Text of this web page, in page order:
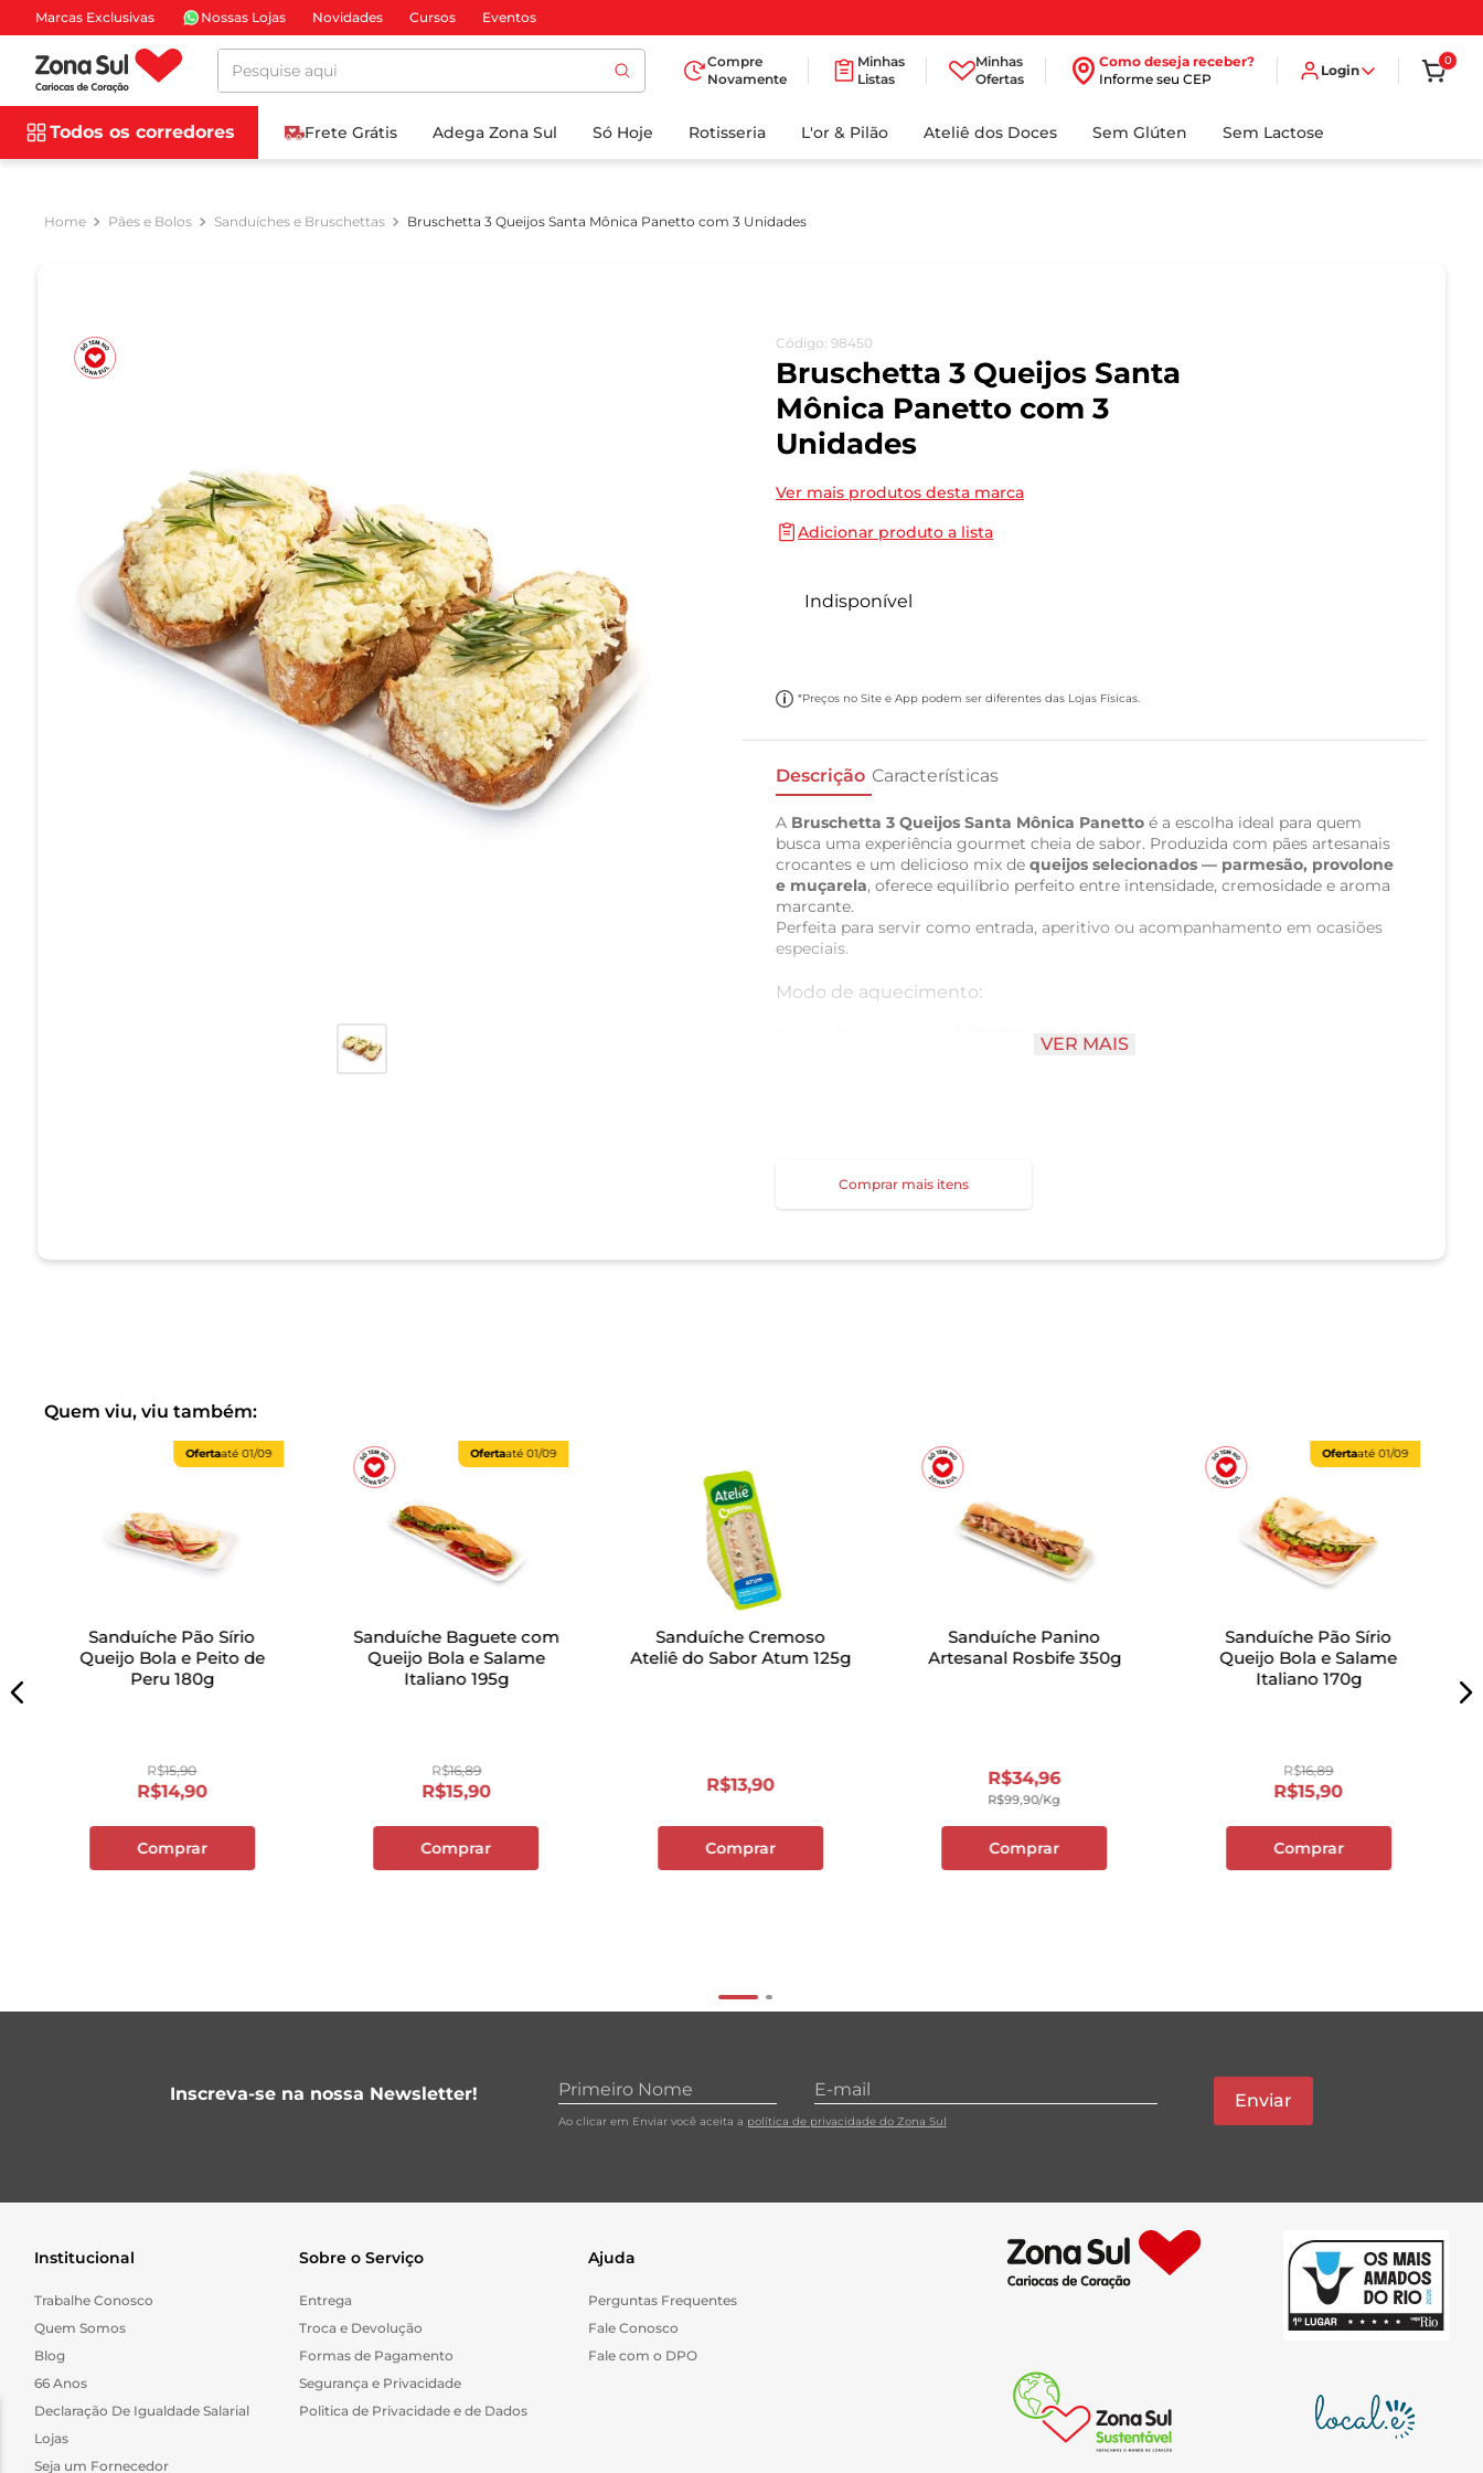
Marcas Exclusivas Nossas Lojas Novidades Cursos Eventos
Pesquise aqui
Compre
Novamente
Minhas
Listas
Minhas
Ofertas
Como deseja receber?
Informe seu CEP
Login
0
Todos os corredores Frete Grátis Adega Zona Sul Só Hoje Rotisseria L'or & Pilão Ateliê dos Doces Sem Glúten Sem Lactose
Pães e Bolos Sanduíches e Bruschettas Bruschetta 3 Queijos Santa Mônica Panetto com 3 Unidades
Código:98450
Bruschetta 3 Queijos Santa
Mônica Panetto com 3
Unidades
Ver mais produtos desta marca
Adicionar produto a lista
Indisponível
*Preços no Site e App podem ser diferentes das Lojas Físicas.
Descrição Características
A Bruschetta 3 Queijos Santa Mônica Panetto é a escolha ideal para quem
busca uma experiência gourmet cheia de sabor. Produzida com pães artesanais
crocantes e um delicioso mix dequeijos selecionados — parmesão, provolone
e muçarela, oferece equilíbrio perfeito entre intensidade, cremosidade e aroma
marcante.
Perfeita para servir como entrada, aperitivo ou acompanhamento em ocasiões
especiais.
Modo de aquecimento:
Forno Convencional (RECOMENDADO)
Tempo 6 a 8 minutos, ou até os queijos derreterem e ficarem
levemente dourados
Airfryer (RECOMENDADO)
VER MAIS
Comprar mais itens
Quem viu, viu também:
Ofertaaté01/09
Sanduíche Pão Sírio
Queijo Bola e Peito de
Peru 180g
R$15,90
R$14,90
Comprar
Ofertaaté01/09
Sanduíche Baguete com
Queijo Bola e Salame
Italiano 195g
R$16,89
R$15,90
Comprar
Sanduíche Cremoso
Ateliê do Sabor Atum 125g
R$13,90
Comprar
Sanduíche Panino
Artesanal Rosbife 350g
R$34,96
R$99,90/kg
Comprar
Ofertaaté01/09
Sanduíche Pão Sírio
Queijo Bola e Salame
Italiano 170g
R$16,89
R$15,90
Comprar
Inscreva-se na nossa Newsletter!
Ao clicar em Enviar você aceita a política de privacidade do Zona Sul
Enviar
Institucional
Trabalhe Conosco
Quem Somos
Blog
66 Anos
Declaração De Igualdade Salarial
Lojas
Seja um Fornecedor
Sobre o Serviço
Entrega
Troca e Devolução
Formas de Pagamento
Segurança e Privacidade
Politica de Privacidade e de Dados
Ajuda
Perguntas Frequentes
Fale Conosco
Fale com o DPO
BUSCADOS